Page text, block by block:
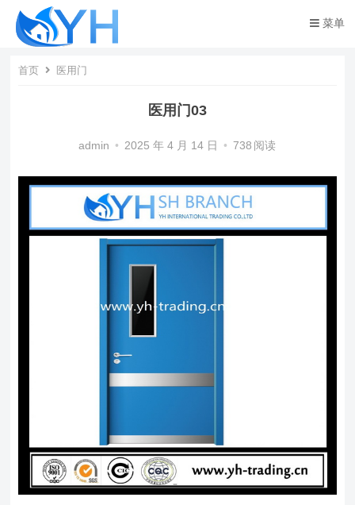
菜单
首页 医用门
医用门03
admin • 2025 年 4 月 14 日 • 738 阅读